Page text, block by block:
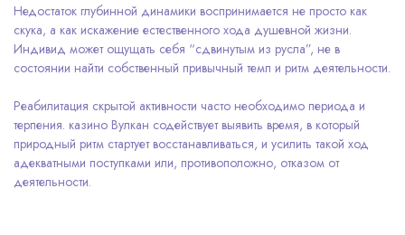
Недостаток глубинной динамики воспринимается не просто как
скука, а как искажение естественного хода душевной жизни.
Индивид может ощущать себя “сдвинутым из русла”, не в
состоянии найти собственный привычный темп и ритм деятельности.
Реабилитация скрытой активности часто необходимо периода и
терпения. казино Вулкан содействует выявить время, в который
природный ритм стартует восстанавливаться, и усилить такой ход
адекватными поступками или, противоположно, отказом от
деятельности.